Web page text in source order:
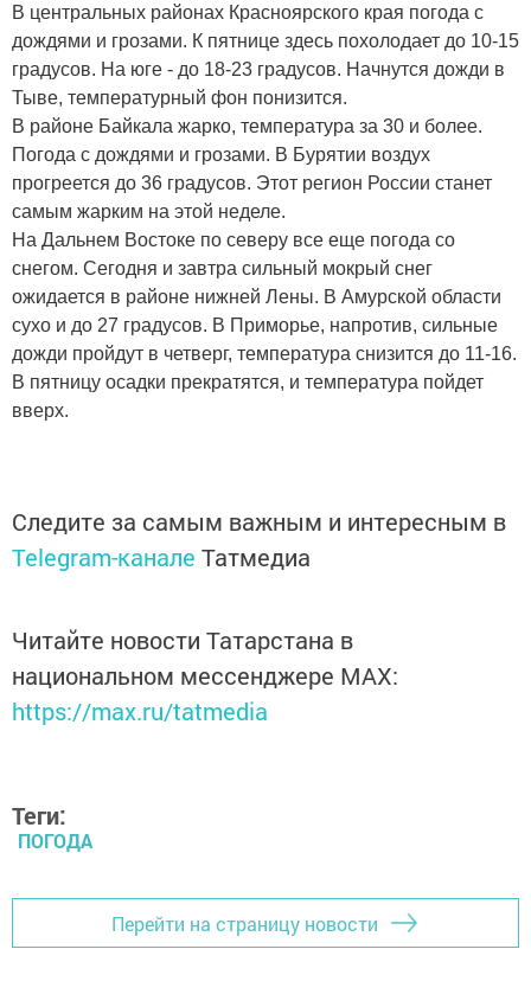
В центральных районах Красноярского края погода с
дождями и грозами. К пятнице здесь похолодает до 10-15
градусов. На юге - до 18-23 градусов. Начнутся дожди в
Тыве, температурный фон понизится.
В районе Байкала жарко, температура за 30 и более.
Погода с дождями и грозами. В Бурятии воздух
прогреется до 36 градусов. Этот регион России станет
самым жарким на этой неделе.
На Дальнем Востоке по северу все еще погода со
снегом. Сегодня и завтра сильный мокрый снег
ожидается в районе нижней Лены. В Амурской области
сухо и до 27 градусов. В Приморье, напротив, сильные
дожди пройдут в четверг, температура снизится до 11-16.
В пятницу осадки прекратятся, и температура пойдет
вверх.
Следите за самым важным и интересным в
Telegram-канале Татмедиа
Читайте новости Татарстана в
национальном мессенджере MАХ:
https://max.ru/tatmedia
Теги:
ПОГОДА
Перейти на страницу новости